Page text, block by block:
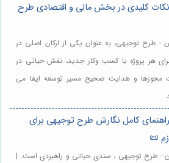
کلیدی در بخش مالی و اقتصادی طرح
- طرح توجیهی، به عنوان یکی از ارکان اصلی در
هر پروژه یا کسب وکار جدید، نقش حیاتی در
مجوزها و هدایت صحیح مسیر توسعه ایفا می
کامل نگارش طرح توجیهی برای
📜
- طرح توجیهی ، سندی حیاتی و راهبردی است. |